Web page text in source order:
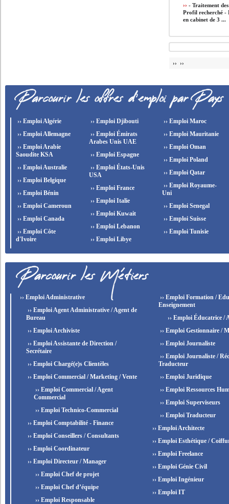
›› - Traitement
Profil recherché -
en cabinet de 3 ...
›› ››
›› Emploi Algérie
›› Emploi Allemagne
›› Emploi Arabie
Saoudite KSA
›› Emploi Australie
›› Emploi Belgique
›› Emploi Bénin
›› Emploi Cameroun
›› Emploi Canada
›› Emploi Côte
d'Ivoire
›› Emploi Djibouti
›› Emploi Émirats
Arabes Unis UAE
›› Emploi Espagne
›› Emploi États-Unis
USA
›› Emploi France
›› Emploi Italie
›› Emploi Kuwait
›› Emploi Lebanon
›› Emploi Libye
›› Emploi Maroc
›› Emploi Mauritanie
›› Emploi Oman
›› Emploi Poland
›› Emploi Qatar
›› Emploi Royaume-
Uni
›› Emploi Senegal
›› Emploi Suisse
›› Emploi Tunisie
›› Emploi Administrative
›› Emploi Agent Administrative / Agent de
Bureau
›› Emploi Archiviste
›› Emploi Assistante de Direction /
Secrétaire
›› Emploi Chargé(e)s Clientèles
›› Emploi Commercial / Marketing / Vente
›› Emploi Commercial / Agent
Commercial
›› Emploi Technico-Commercial
›› Emploi Comptabilité - Finance
›› Emploi Conseillers / Consultants
›› Emploi Coordinateur
›› Emploi Directeur / Manager
›› Emploi Chef de projet
›› Emploi Chef d’équipe
›› Emploi Responsable
›› Emploi Formation /
Enseignement
›› Emploi Éducatrice /
›› Emploi Gestionnaire /
›› Emploi Journaliste
›› Emploi Journaliste /
Traducteur
›› Emploi Juridique
›› Emploi Ressources
›› Emploi Superviseurs
›› Emploi Traducteur
›› Emploi Architecte
›› Emploi Esthétique /
›› Emploi Freelance
›› Emploi Génie Civil
›› Emploi Ingénieur
›› Emploi IT